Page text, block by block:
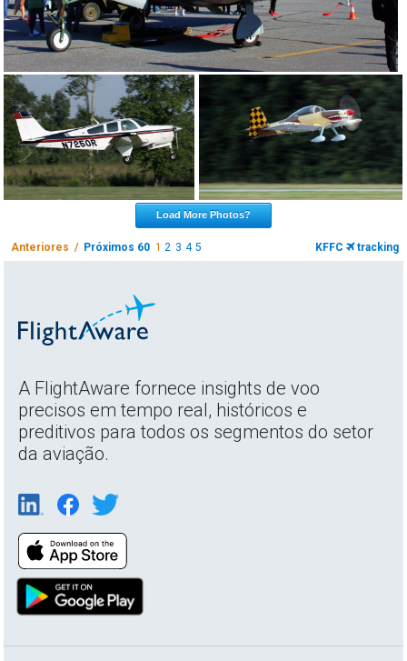
Load More Photos?
Anteriores / Próximos 60 12 3 4 5 KFFC tracking
A FlightAware fornece insights de voo
precisos em tempo real, históricos e
preditivos para todos os segmentos do setor
da aviação.